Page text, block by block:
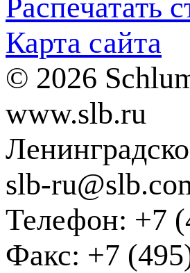
Распечатать
Карта сайта
© 2026
www.slb.ru
slb-
Телефон: +7
Факс: +7